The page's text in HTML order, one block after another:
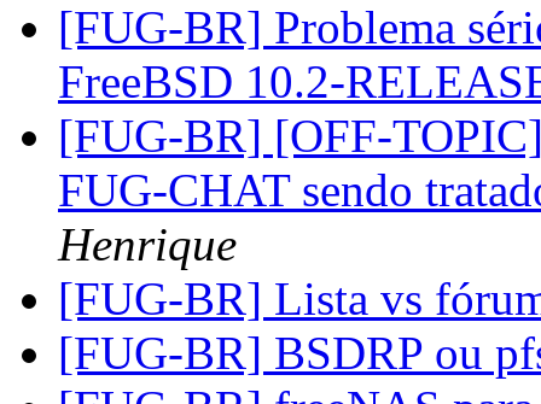
[FUG-BR] Problema
FreeBSD 10.2-
[FUG-BR] [OFF-
FUG-CHAT sendo
Henrique
[FUG-BR] Lista vs
[FUG-BR] BSDRP ou